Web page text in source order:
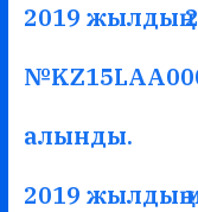
2019 жылдың
алынды.
2019 жылдың